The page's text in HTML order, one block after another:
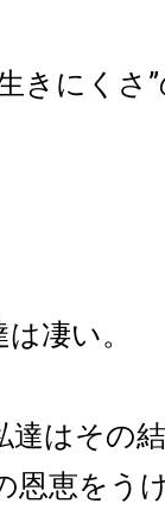
きにくさ
凄い。
達はその
恩恵をう